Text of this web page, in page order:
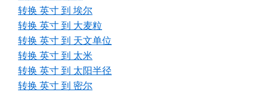
转换 英寸 到 埃尔
转换 英寸 到 大麦粒
转换 英寸 到 天文单位
转换 英寸 到 太米
转换 英寸 到 太阳半径
转换 英寸 到 密尔